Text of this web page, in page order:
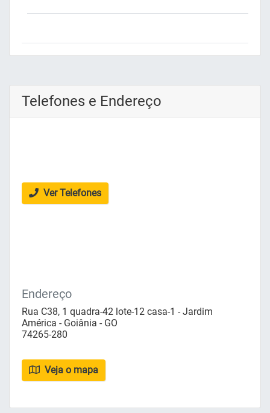
Telefones e Endereço
Ver Telefones
Endereço
Rua C38, 1 quadra-42 lote-12 casa-1 - Jardim
América - Goiânia - GO
74265-280
Veja o mapa